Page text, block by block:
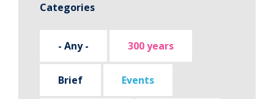
Categories
- Any - 300 years
Brief Events